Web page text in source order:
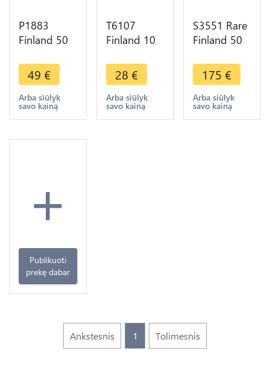
P1883
Finland 50
Nicholas II
1916 S
PCGS MS63
Argent
49 €
Arba siūlyk
savo kainą
T6107
Finland 10
Urho
Kekkonen
1975
Argent
28 €
Arba siūlyk
savo kainą
S3551 Rare
Finland 50
Alexander II
1865
Argent
Silver XF !-
175 €
Arba siūlyk
savo kainą
+
Publikuoti
prekę dabar
Ankstesnis 1 Tolimesnis